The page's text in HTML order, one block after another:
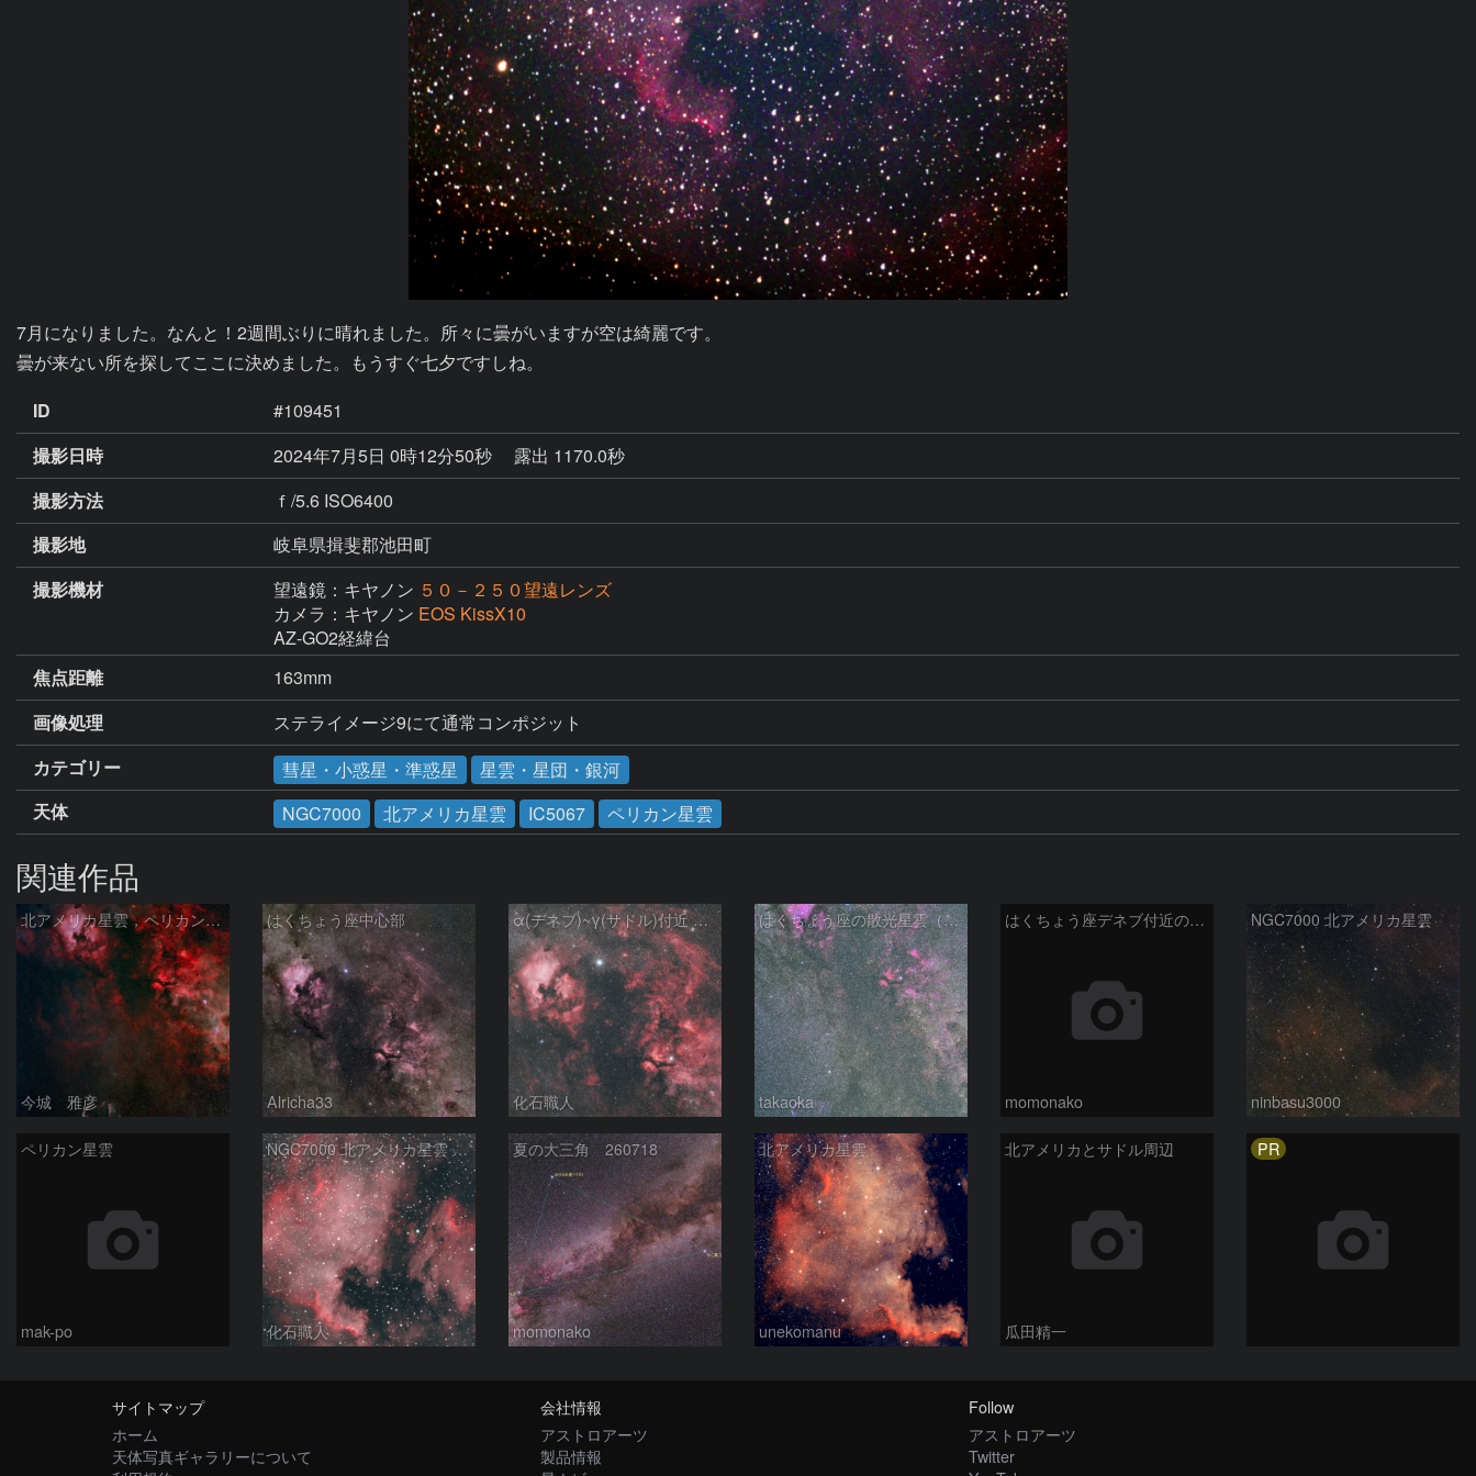
7月になりました。なんと！2週間ぶりに晴れました。所々に曇がいますが空は綺麗です。
曇が来ない所を探してここに決めました。もうすぐ七夕ですしね。
ID
#109451
撮影日時
2024年7月5日 0時12分50秒
露出 1170.0秒
撮影方法
ｆ/5.6 ISO6400
撮影地
岐阜県揖斐郡池田町
撮影機材
望遠鏡：キヤノン ５０－２５０望遠レンズ
カメラ：キヤノン EOS KissX10
AZ-GO2経緯台
焦点距離
163mm
画像処理
ステライメージ9にて通常コンポジット
カテゴリー
彗星・小惑星・準惑星
星雲・星団・銀河
天体
NGC7000 北アメリカ星雲 IC5067 ペリカン星雲
関連作品
北アメリカ星雲，ペリカン星雲，サドル付近，クレセント星雲，網状星雲・・・etc
今城 雅彦
はくちょう座中心部
Alricha33
α(デネブ)~γ(サドル)付近 NGC7000 北アメリカ星雲 IC5067~5070 ペリカン星雲 はくちょう座
化石職人
はくちょう座の散光星雲（１００ｍｍ）
takaoka
はくちょう座デネブ付近の空域 260720
momonako
NGC7000 北アメリカ星雲
ninbasu3000
ペリカン星雲
mak-po
NGC7000 北アメリカ星雲 IC5067~5070 ペリカン星雲 はくちょう座
化石職人
夏の大三角 260718
momonako
北アメリカ星雲
unekomanu
北アメリカとサドル周辺
瓜田精一
PR
サイトマップ
ホーム
天体写真ギャラリーについて
会社情報
アストロアーツ
製品情報
Follow
アストロアーツ
Twitter